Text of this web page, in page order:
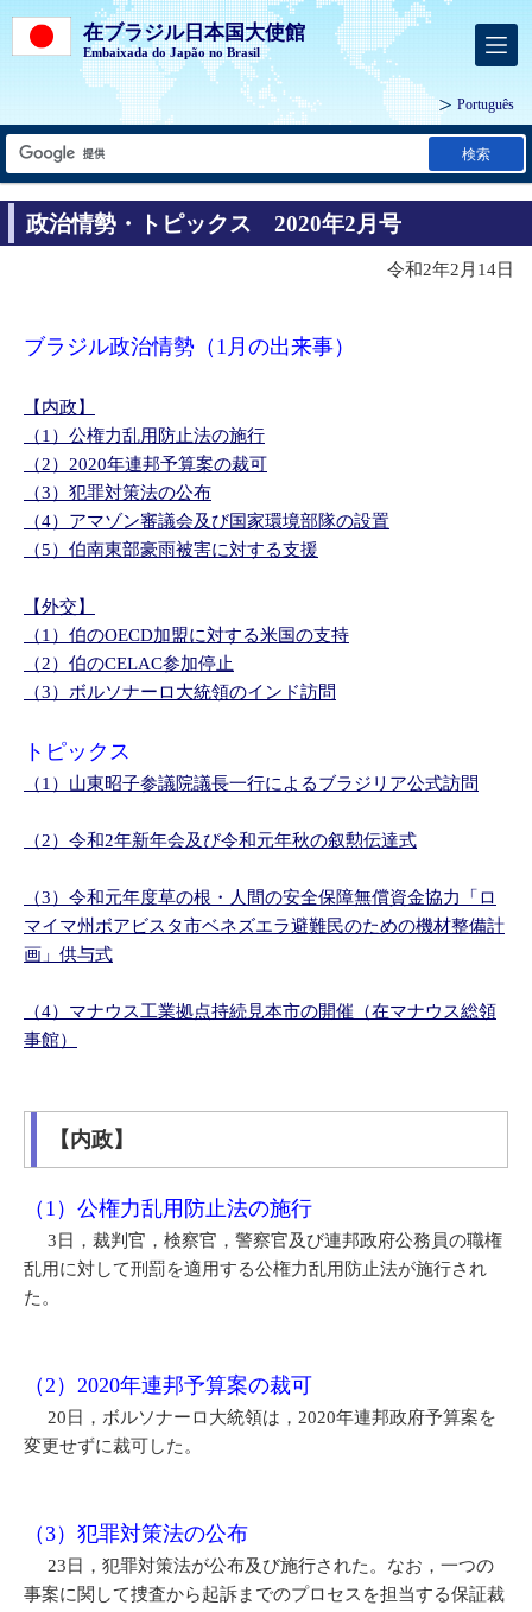
在ブラジル日本国大使館
Embaixada do Japão no Brasil
Português
検索
政治情勢・トピックス 2020年2月号
令和2年2月14日
ブラジル政治情勢（1月の出来事）
【内政】
（1）公権力乱用防止法の施行
（2）2020年連邦予算案の裁可
（3）犯罪対策法の公布
（4）アマゾン審議会及び国家環境部隊の設置
（5）伯南東部豪雨被害に対する支援
【外交】
（1）伯のOECD加盟に対する米国の支持
（2）伯のCELAC参加停止
（3）ボルソナーロ大統領のインド訪問
トピックス
（1）山東昭子参議院議長一行によるブラジリア公式訪問
（2）令和2年新年会及び令和元年秋の叙勲伝達式
（3）令和元年度草の根・人間の安全保障無償資金協力「ロ
マイマ州ボアビスタ市ベネズエラ避難民のための機材整備計
画」供与式
（4）マナウス工業拠点持続見本市の開催（在マナウス総領
事館）
【内政】
（1）公権力乱用防止法の施行
3日，裁判官，検察官，警察官及び連邦政府公務員の職権
乱用に対して刑罰を適用する公権力乱用防止法が施行され
た。
（2）2020年連邦予算案の裁可
20日，ボルソナーロ大統領は，2020年連邦政府予算案を
変更せずに裁可した。
（3）犯罪対策法の公布
23日，犯罪対策法が公布及び施行された。なお，一つの
事案に関して捜査から起訴までのプロセスを担当する保証裁